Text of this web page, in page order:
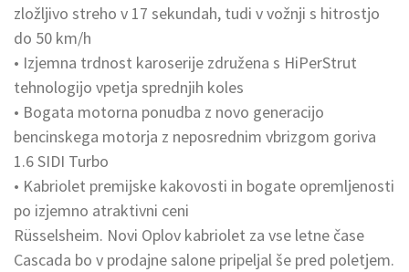
zložljivo streho v 17 sekundah, tudi v vožnji s hitrostjo
do 50 km/h
• Izjemna trdnost karoserije združena s HiPerStrut
tehnologijo vpetja sprednjih koles
• Bogata motorna ponudba z novo generacijo
bencinskega motorja z neposrednim vbrizgom goriva
1.6 SIDI Turbo
• Kabriolet premijske kakovosti in bogate opremljenosti
po izjemno atraktivni ceni
Rüsselsheim. Novi Oplov kabriolet za vse letne čase
Cascada bo v prodajne salone pripeljal še pred poletjem.